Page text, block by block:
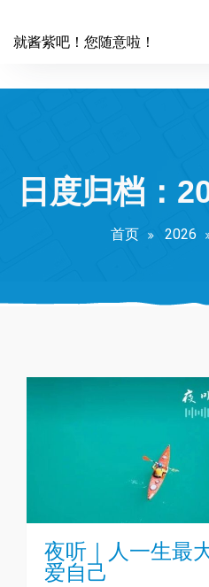
就酱紫吧！您随意啦！
日度归档：
首页 2026
夜听｜人一生最
爱自己